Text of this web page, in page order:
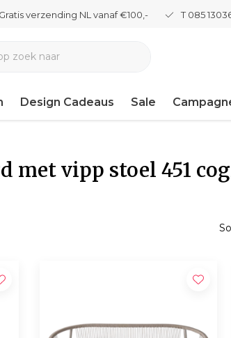
Gratis verzending NL vanaf €100,- T 085
Design Cadeaus Sale
met vipp stoel 451